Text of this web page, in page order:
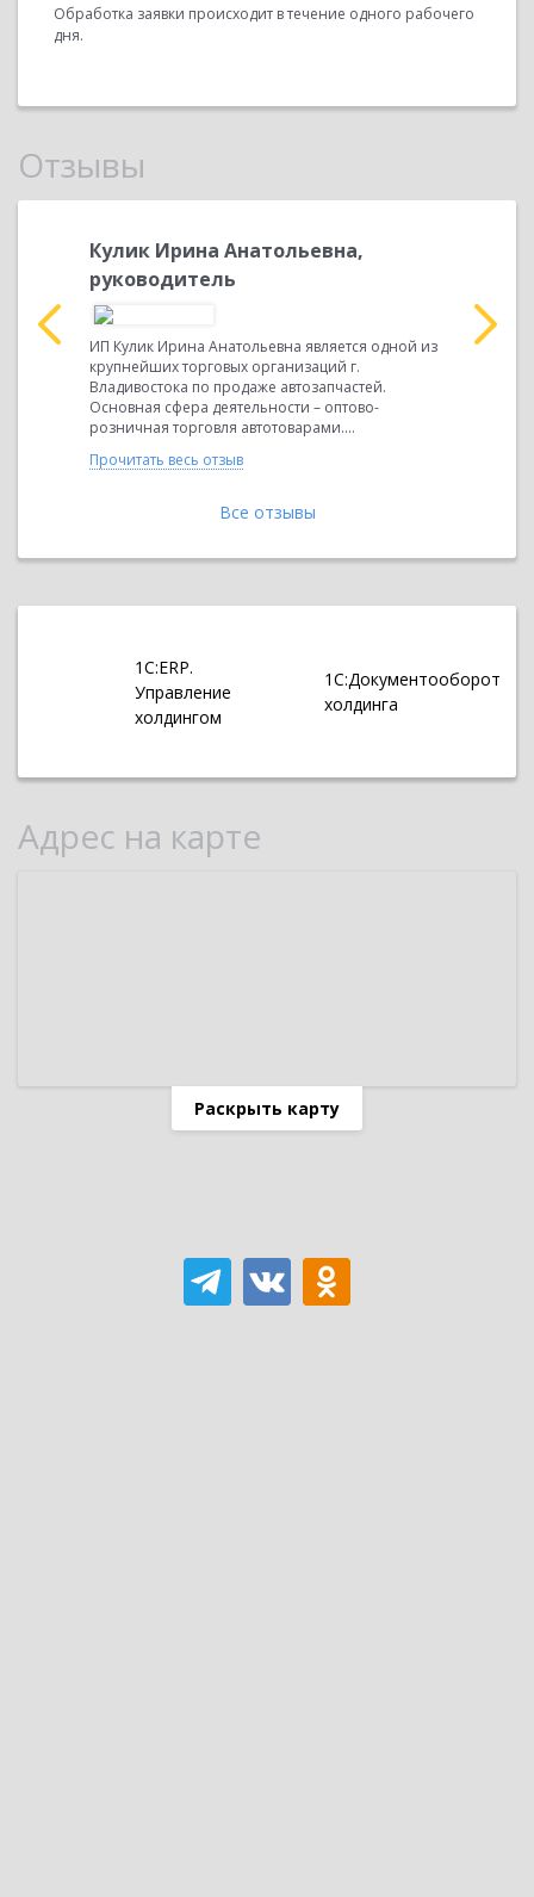
Обработка заявки происходит в течение одного рабочего
дня.
Отзывы
ОТЗЫВ
Груп»
Кулик Ирина Анатольевна,
руководитель
ИП Кулик Ирина Анатольевна является одной из
крупнейших торговых организаций г.
Владивостока по продаже автозапчастей.
Основная сфера деятельности – оптово-
розничная торговля автотоварами....
Прочитать весь отзыв
ООО
Все отзывы
1С:ERP.
Управление
холдингом
1С:Документооборот
холдинга
Адрес на карте
Раскрыть карту